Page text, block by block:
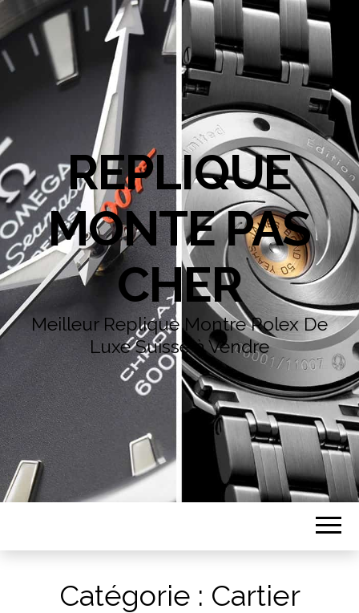
REPLIQUE
MONTE PAS
CHER
Meilleur Replique Montre Rolex De
Luxe Suisse à Vendre
Catégorie : Cartier